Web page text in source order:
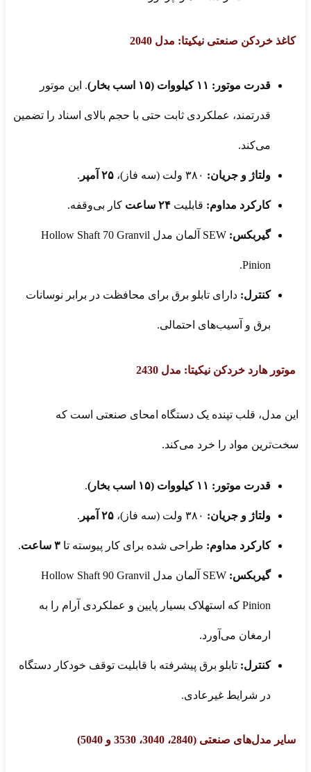
کاغذ خردکن صنعتی نیکیتا: مدل 2040
قدرت موتور: ۱۱ کیلووات (۱۵ اسب بخار) . این موتور
قدرتمند، عملکردی ثابت حتی با حجم بالای اسناد را تضمین
می‌کند.
ولتاژ و جریان: ۲۵ آمپر .
کارکرد مداوم: قابلیت ۲۴ ساعت کار بی‌وقفه.
گیربکس: SEW آلمان مدل Hollow Shaft 70 Granvil
Pinion.
کنترل: دارای تابلو برق برای محافظت در برابر نوسانات
برق و آسیب‌های احتمالی.
موتور هارد خردکن نیکیتا: مدل 2430
این مدل، قلب تپنده یک دستگاه امحای صنعتی است که
سخت‌ترین مواد را خرد می‌کند.
قدرت موتور: ۱۱ کیلووات (۱۵ اسب بخار) .
ولتاژ و جریان: ۲۵ آمپر .
کارکرد مداوم: طراحی شده برای کار پیوسته تا ۳ ساعت .
گیربکس: SEW آلمان مدل Hollow Shaft 90 Granvil
Pinion که استهلاک بسیار پایین و عملکردی آرام را به
ارمغان می‌آورد.
کنترل: تابلو برق پیشرفته با قابلیت توقف خودکار دستگاه
در شرایط غیرعادی.
سایر مدل‌های صنعتی (2840، 3040، 3530 و 5040)